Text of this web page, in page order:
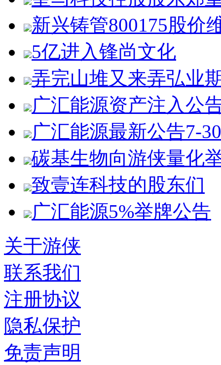
新兴铸管800175股价
5亿进入锋尚文化
弄完山堆又来弄弘业
广汇能源资产注入公
广汇能源最新公告7-30
碳基生物向游侠量化
致壹连科技的股东们
广汇能源5%举牌公告
关于游侠
联系我们
注册协议
隐私保护
免责声明